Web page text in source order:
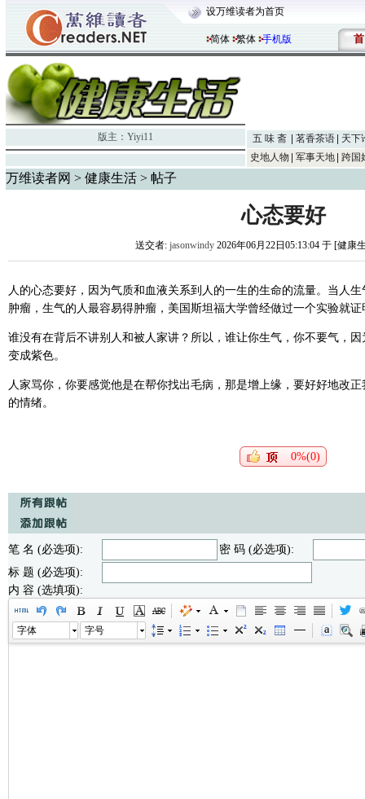
设万维读者为首页
简体 繁体 手机版 首
版主： Yiyi11 五 味 斋 茗香茶语
天下
史地人物
军事天地 跨国
万维读者网 > 健康生活 > 帖子
心态要好
送交者: jasonwindy 2026年06月22日05:13:04 于 [健康
人的心态要好，因为气质和血液关系到人的一生的生命的流量。当人
肿瘤，生气的人最容易得肿瘤，美国斯坦福大学曾经做过一个实验就证
谁没有在背后不讲别人和被人家讲？所以，谁让你生气，你不要气，
变成紫色。
人家骂你，你要感觉他是在帮你找出毛病，那是增上缘，要好好地改
的情绪。
0%(0)
笔 名 (必选项):
密 码 (必选项):
标 题 (必选项):
内 容 (选填项):
字体 字号